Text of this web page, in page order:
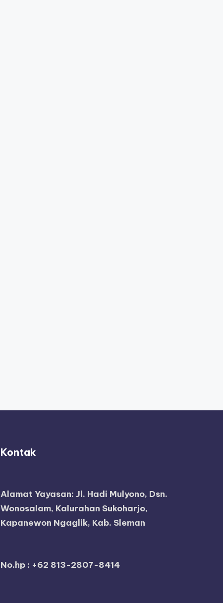
Kontak
Alamat Yayasan: Jl. Hadi Mulyono, Dsn.
Wonosalam, Kalurahan Sukoharjo,
Kapanewon Ngaglik, Kab. Sleman
No.hp : +62 813-2807-8414